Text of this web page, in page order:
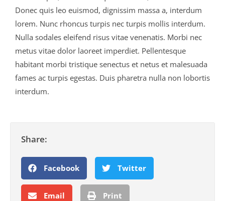
Donec quis leo euismod, dignissim massa a, interdum
lorem. Nunc rhoncus turpis nec turpis mollis interdum.
Nulla sodales eleifend risus vitae venenatis. Morbi nec
metus vitae dolor laoreet imperdiet. Pellentesque
habitant morbi tristique senectus et netus et malesuada
fames ac turpis egestas. Duis pharetra nulla non lobortis
interdum.
Share:
Facebook Twitter
Email Print